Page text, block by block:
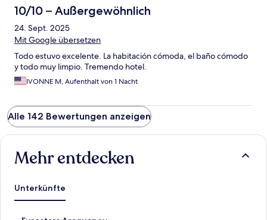
10/10 – Außergewöhnlich
24. Sept. 2025
Mit Google übersetzen
Todo estuvo excelente. La habitación cómoda, el baño cómodo
y todo muy limpio. Tremendo hotel.
IVONNE M, Aufenthalt von 1 Nacht
Alle 142 Bewertungen anzeigen
Mehr entdecken
Unterkünfte